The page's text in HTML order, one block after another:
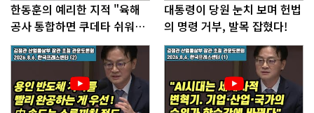
한동훈의 예리한 지적 "육해
공사 통합하면 쿠데타 쉬워진
다"
대통령이 당원 눈치 보며 헌법
의 명령 거부, 발목 잡혔다!